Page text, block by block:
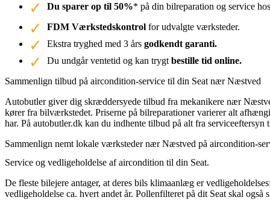
Du sparer op til 50%* på din bilreparation og service
FDM Værkstedskontrol for udvalgte værksteder.
Ekstra tryghed med 3 års godkendt garanti.
Du undgår ventetid og kan trygt bestille tid online.
Sammenlign tilbud på aircondition-service til din Seat nær Næstved
Autobutler giver dig skræddersyede tilbud fra mekanikere nær
kører fra bilværkstedet. Priserne på bilreparationer varierer alt
har. På autobutler.dk kan du indhente tilbud på alt fra serviceeftersyn
Sammenlign nemt lokale værksteder nær Næstved på aircondition-
Service og vedligeholdelse af aircondition til din Seat.
De fleste bilejere antager, at deres bils klimaanlæg er
vedligeholdelse ca. hvert andet år. Pollenfilteret på dit Seat skal